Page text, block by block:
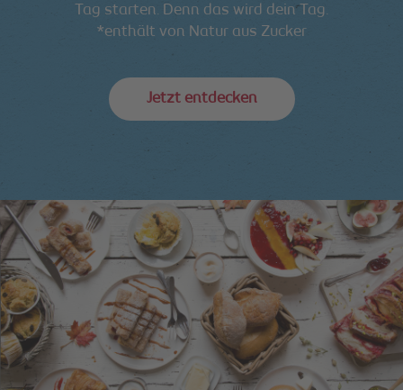
Tag starten. Denn das wird dein Tag.
*enthält von Natur aus Zucker
Jetzt entdecken